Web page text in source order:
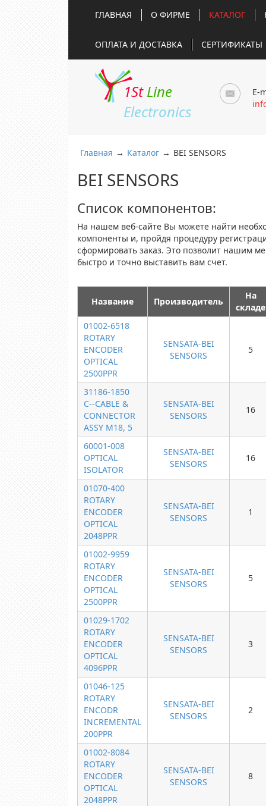
ГЛАВНАЯ О ФИРМЕ КАТАЛОГ
ОПЛАТА И ДОСТАВКА СЕРТИФИКАТЫ
1St Line
Electronics
E-
Главная → Каталог → BEI SENSORS
BEI SENSORS
Список компонентов:
На нашем веб-сайте Вы можете найти
компоненты и, пройдя процедуру
сформировать заказ. Это позволит нашим
быстро и точно выставить вам счет.
Название Производитель
На
складе
01002-6518
ROTARY
ENCODER
OPTICAL
2500PPR
SENSATA-BEI
SENSORS
5
31186-1850
C--CABLE &
CONNECTOR
ASSY M18, 5
SENSATA-BEI
SENSORS
16
60001-008
OPTICAL
ISOLATOR
SENSATA-BEI
SENSORS
16
01070-400
ROTARY
ENCODER
OPTICAL
2048PPR
SENSATA-BEI
SENSORS
1
01002-9959
ROTARY
ENCODER
OPTICAL
2500PPR
SENSATA-BEI
SENSORS
5
01029-1702
ROTARY
ENCODER
OPTICAL
4096PPR
SENSATA-BEI
SENSORS
3
01046-125
ROTARY
ENCODR
INCREMENTAL
200PPR
SENSATA-BEI
SENSORS
2
01002-8084
ROTARY
ENCODER
OPTICAL
2048PPR
SENSATA-BEI
SENSORS
8